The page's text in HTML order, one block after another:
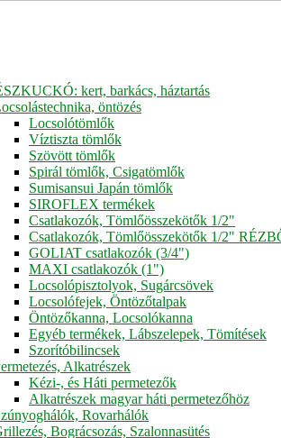
kert, barkács, háztartás
öntözés
Locsolótömlők
Víztiszta tömlők
Szövött tömlők
Spirál tömlők, Csigatömlők
Sumisansui Japán tömlők
SIROFLEX termékek
Csatlakozók, Tömlőösszekötők 1/2"
Csatlakozók, Tömlőösszekötők 1/2"
GOLIAT csatlakozók (3/4")
MAXI csatlakozók (1")
Locsolópisztolyok, Sugárcsövek
Locsolófejek, Öntözőtalpak
Öntözőkanna, Locsolókanna
Egyéb termékek, Lábszelepek, Tömítések
Szorítóbilincsek
Alkatrészek
Kézi-, és Háti permetezők
Alkatrészek magyar háti permetezőhöz
Rovarhálók
Bográcsozás, Szalonnasütés